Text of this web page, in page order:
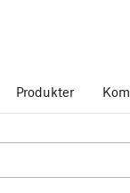
Produkter